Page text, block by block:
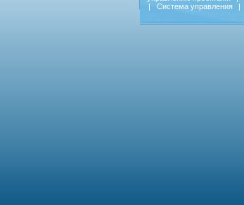
|
Система управления |